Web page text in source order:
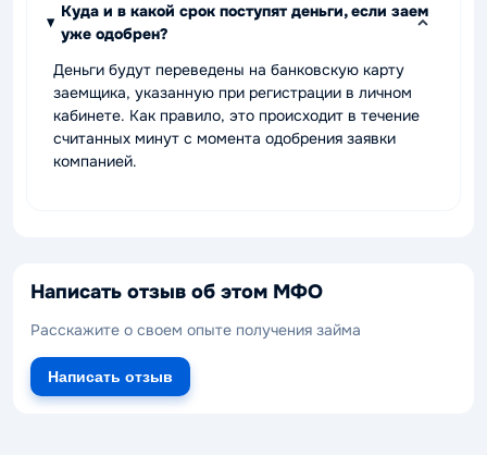
Куда и в какой срок поступят деньги, если заем
уже одобрен?
Деньги будут переведены на банковскую карту
заемщика, указанную при регистрации в личном
кабинете. Как правило, это происходит в течение
считанных минут с момента одобрения заявки
компанией.
Написать отзыв об этом МФО
Расскажите о своем опыте получения займа
Написать отзыв